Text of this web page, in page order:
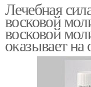
Лечебная
восковой
восковой
оказывает на